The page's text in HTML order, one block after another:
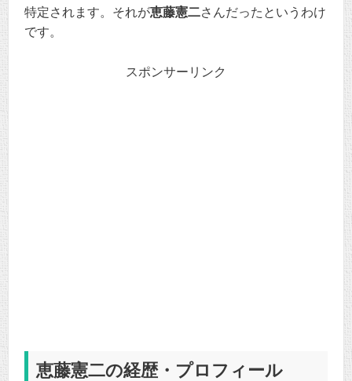
特定されます。それが恵藤憲二さんだったというわけ
です。
スポンサーリンク
恵藤憲二の経歴・プロフィール